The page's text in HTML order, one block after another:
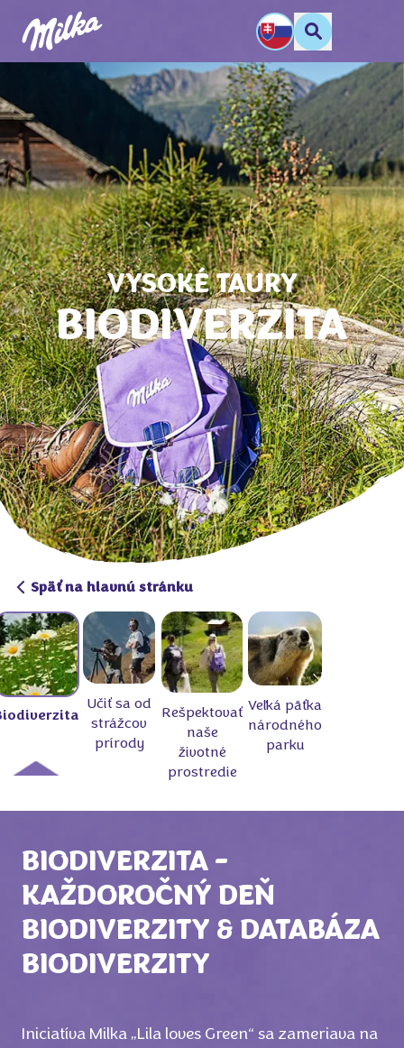
VYSOKÉ TAURY
BIODIVERZITA
Učiť sa od
strážcov
prírody
Rešpektovať
naše
životné
prostredie
Veľká päťka
národného
parku
Späť na hlavnú stránku
BIODIVERZITA –
KAŽDOROČNÝ DEŇ
BIODIVERZITY & DATABÁZA
BIODIVERZITY
Iniciatíva Milka „Lila loves Green“ sa zameriava na